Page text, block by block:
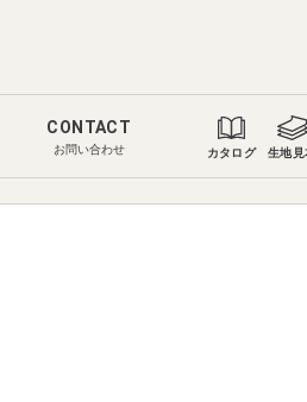
CONTACT
お問い合わせ カタログ 生地見